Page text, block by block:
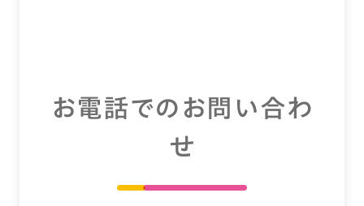
お電話でのお問い合わ
せ